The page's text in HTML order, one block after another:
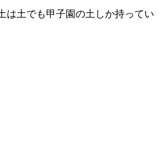
は土でも甲子園の土しか持ってい